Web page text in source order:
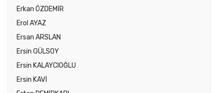
Erkan ÖZDEMİR
Erol AYAZ
Ersan ARSLAN
Ersin GÜLSOY
Ersin KALAYCIOĞLU
Ersin KAVİ